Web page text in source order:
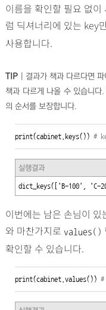
이름을 확인할 필요 없
럼 딕셔너리에 있는 key
사용합니다.
TIP
결과가 책과 다르다면
책과 다르게 나올 수 있습니
의 순서를 보장합니다.
print(cabinet.keys()) #
실행결과
dict_ keys(['B-100', 'C-
이번에는 남은 손님이
와 마찬가지로 values()
확인할 수 있습니다.
print(cabinet.values())